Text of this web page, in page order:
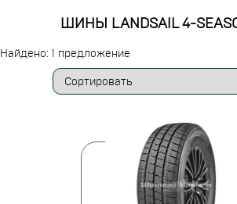
ШИНЫ LANDSAIL 4-
Найдено: 1 предложение